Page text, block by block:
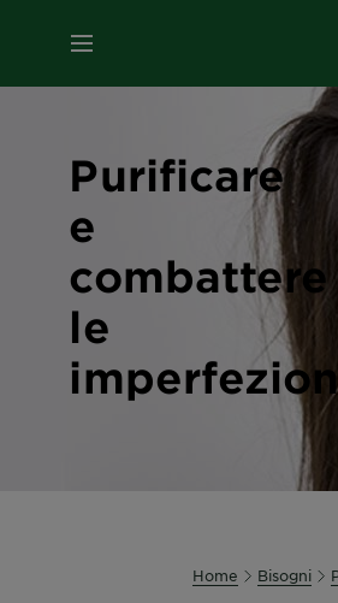
MENU
Purificare
e
combattere
le
Home Bisogni